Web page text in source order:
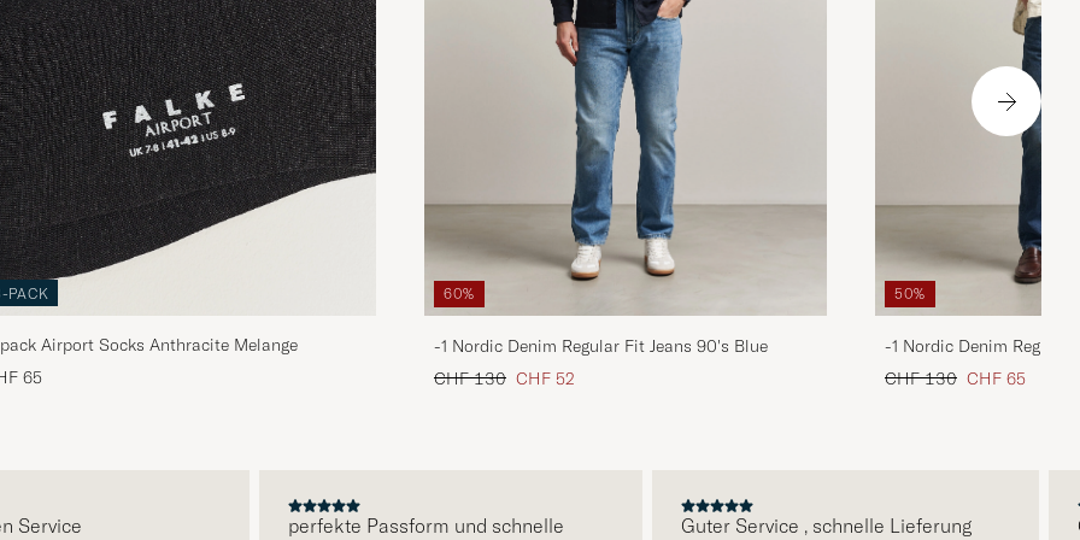
PACK
Airport Socks Anthracite Melange
65
60%
-1 Nordic Denim Regular Fit Jeans 90's Blue
Regulärer Preis
CHF 130 Reduzierter Preis
CHF 52
50%
-1 Nordic Denim Regular
Regulärer Preis
CHF 130 Reduzierter
CHF 65
perfekte Passform und schnelle
Guter Service , schnelle Lieferung